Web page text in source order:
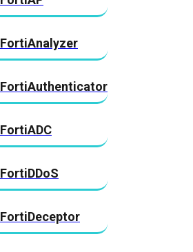
FortiAnalyzer
FortiAuthenticator
FortiADC
FortiDDoS
FortiDeceptor